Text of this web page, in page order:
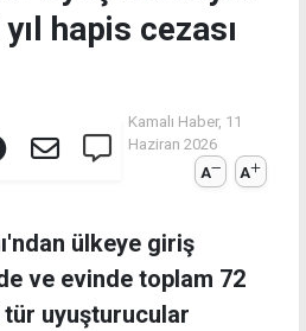
hapis cezası
Kamalı Haber, 11
Haziran 2026
A
A
ülkeye giriş
ve evinde toplam 72
uyuşturucular